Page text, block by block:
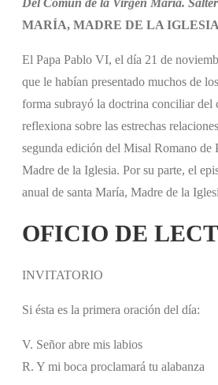
MARÍA, MADRE DE LA
El Papa Pablo VI, el día 21 de
que le habían presentado muchos de
forma subrayó la doctrina conciliar
reflexiona sobre las estrechas
segunda edición del Misal Romano
Madre de la Iglesia. Por su parte, el
anual de santa María, Madre de la
OFICIO DE
INVITATORIO
Si ésta es la primera oración del día:
V. Señor abre mis labios
R. Y mi boca proclamará tu alabanza